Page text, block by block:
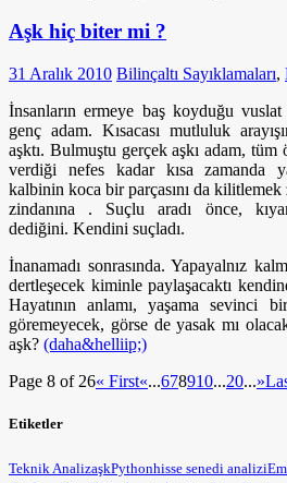
Aşk hiç biter mi ?
31 Aralık 2010 Bilinçaltı Sayıklamaları,
İnsanların ermeye baş koyduğu vuslat
genç adam. Kısacası mutluluk
aşktı. Bulmuştu gerçek aşkı adam,
verdiği nefes kadar kısa zamanda
kalbinin koca bir parçasını da
zindanına . Suçlu aradı önce,
dediğini. Kendini suçladı.
İnanamadı sonrasında. Yapayalnız
dertleşecek kiminle paylaşacaktı
Hayatının anlamı, yaşama sevinci
göremeyecek, görse de yasak mı
aşk? (daha&helliip;)
Page 8 of 26« First«...678910...20...»
Etiketler
Teknik AnalizaşkPythonhisse senedi analizi